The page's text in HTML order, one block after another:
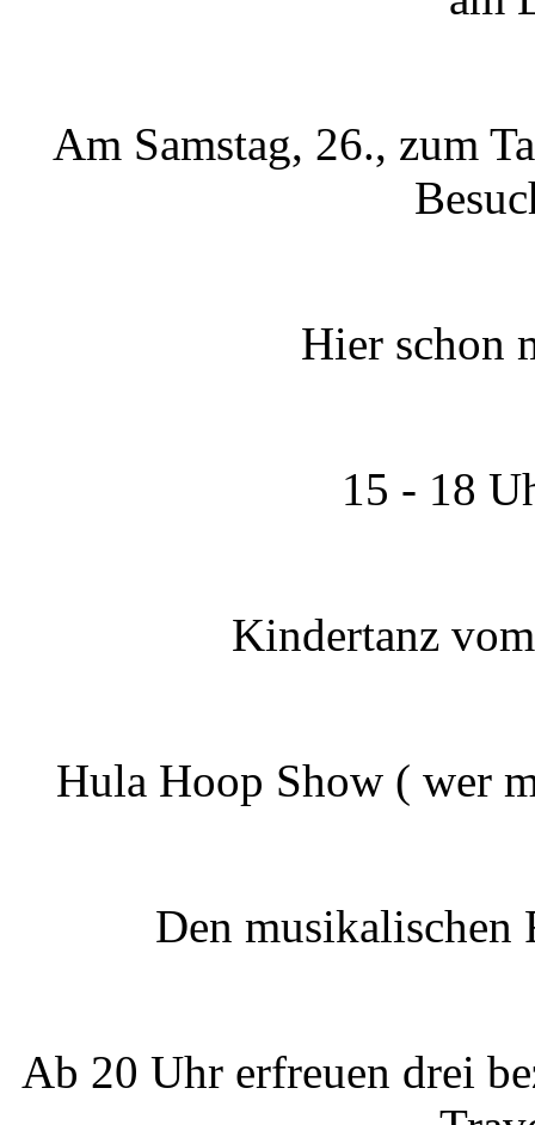
Am Samstag, 26., zum
Hier schon
15 - 18
Kindertanz
Hula Hoop Show ( wer
Den musikalischen
Ab 20 Uhr erfreuen drei